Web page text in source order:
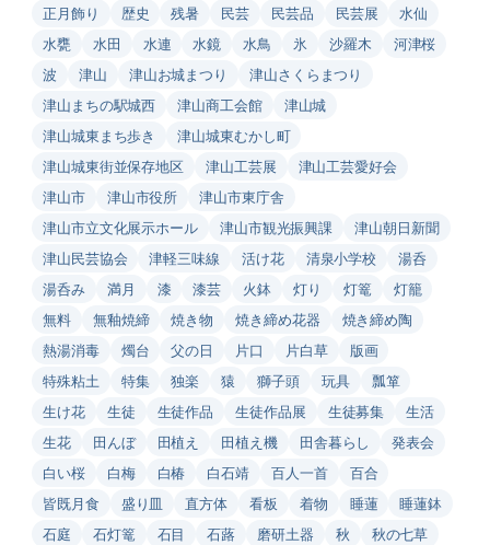
正月飾り
歴史 残暑 民芸 民芸品 民芸展
水仙
水甕
水田 水連 水鏡 水鳥 氷 沙羅木
河津桜
波
津山 津山お城まつり
津山さくらまつり
津山まちの駅城西
津山商工会館
津山城
津山城東まち歩き
津山城東むかし町
津山城東街並保存地区
津山工芸展
津山工芸愛好会
津山市
津山市役所
津山市東庁舎
津山市立文化展示ホール
津山市観光振興課
津山朝日新聞
津山民芸協会
津軽三味線 活け花 清泉小学校
湯呑
湯呑み
満月 漆 漆芸 火鉢 灯り 灯篭
灯籠
無料
無釉焼締 焼き物 焼き締め花器
焼き締め陶
熱湯消毒
燭台 父の日 片口 片白草
版画
特殊粘土
特集 独楽 猿 獅子頭 玩具
瓢箪
生け花
生徒 生徒作品 生徒作品展 生徒募集
生活
生花
田んぼ 田植え 田植え機 田舎暮らし
発表会
白い桜
白梅 白椿 白石靖 百人一首
百合
皆既月食
盛り皿 直方体 看板 着物 睡蓮
睡蓮鉢
石庭
石灯篭 石目 石蕗 磨研土器 秋
秋の七草